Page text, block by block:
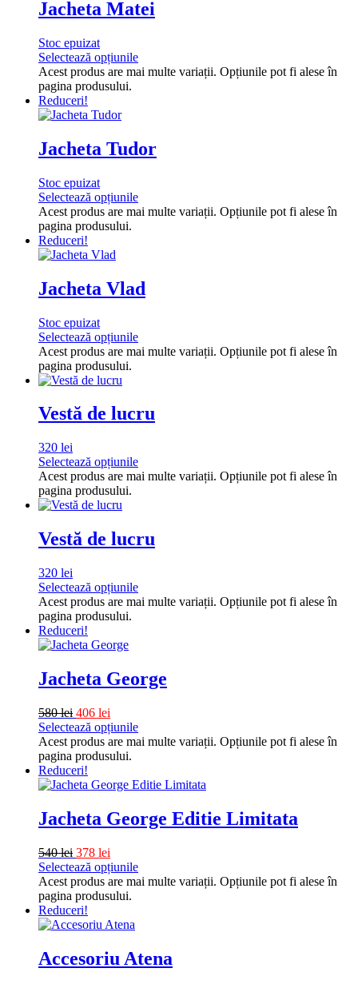
Jacheta Matei
Stoc epuizat
Selectează opțiunile
Acest produs are mai multe variații. Opțiunile pot fi alese în
pagina produsului.
Reduceri!
Jacheta Tudor
Stoc epuizat
Selectează opțiunile
Acest produs are mai multe variații. Opțiunile pot fi alese în
pagina produsului.
Reduceri!
Jacheta Vlad
Stoc epuizat
Selectează opțiunile
Acest produs are mai multe variații. Opțiunile pot fi alese în
pagina produsului.
Vestă de lucru
320 lei
Selectează opțiunile
Acest produs are mai multe variații. Opțiunile pot fi alese în
pagina produsului.
Vestă de lucru
320 lei
Selectează opțiunile
Acest produs are mai multe variații. Opțiunile pot fi alese în
pagina produsului.
Reduceri!
Jacheta George
580lei 406 lei
Selectează opțiunile
Acest produs are mai multe variații. Opțiunile pot fi alese în
pagina produsului.
Reduceri!
Jacheta George Editie Limitata
540lei 378 lei
Selectează opțiunile
Acest produs are mai multe variații. Opțiunile pot fi alese în
pagina produsului.
Reduceri!
Accesoriu Atena